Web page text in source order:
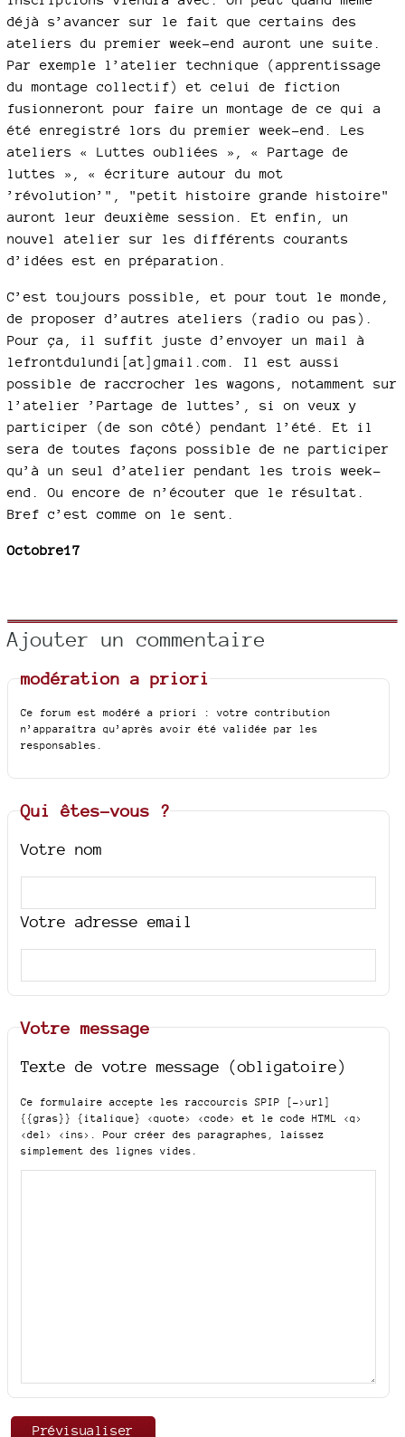
déjà s’avancer sur le fait que certains des
ateliers du premier week-end auront une suite.
Par exemple l’atelier technique (apprentissage
du montage collectif) et celui de fiction
fusionneront pour faire un montage de ce qui a
été enregistré lors du premier week-end. Les
ateliers « Luttes oubliées », « Partage de
luttes », « écriture autour du mot
’révolution’", "petit histoire grande histoire"
auront leur deuxième session. Et enfin, un
nouvel atelier sur les différents courants
d’idées est en préparation.
C’est toujours possible, et pour tout le monde,
de proposer d’autres ateliers (radio ou pas).
Pour ça, il suffit juste d’envoyer un mail à
lefrontdulundi[at]gmail.com. Il est aussi
possible de raccrocher les wagons, notamment sur
l’atelier ’Partage de luttes’, si on veux y
participer (de son côté) pendant l’été. Et il
sera de toutes façons possible de ne participer
qu’à un seul d’atelier pendant les trois week-
end. Ou encore de n’écouter que le résultat.
Bref c’est comme on le sent.
Octobre17
Ajouter un commentaire
modération a priori
Ce forum est modéré a priori : votre contribution
n’apparaîtra qu’après avoir été validée par les
responsables.
Qui êtes-vous ?
Votre nom
Votre adresse email
Votre message
Texte de votre message (obligatoire)
Ce formulaire accepte les raccourcis SPIP
[->url]
{{gras}} {italique} <quote> <code>
et le code HTML <q>
<del> <ins> . Pour créer des paragraphes, laissez
simplement des lignes vides.